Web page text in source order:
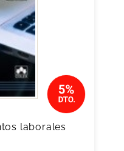
laborales